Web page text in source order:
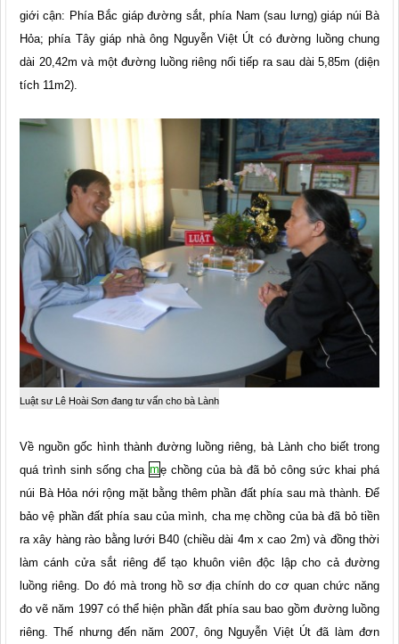
giới cận: Phía Bắc giáp đường sắt, phía Nam (sau lưng) giáp núi Bà
Hỏa; phía Tây giáp nhà ông Nguyễn Việt Út có đường luồng chung
dài 20,42m và một đường luồng riêng nối tiếp ra sau dài 5,85m (diện
tích 11m2).
Luật sư Lê Hoài Sơn đang tư vấn cho bà Lành
Về nguồn gốc hình thành đường luồng riêng, bà Lành cho biết trong
quá trình sinh sống cha mẹ chồng của bà đã bỏ công sức khai phá
núi Bà Hỏa nới rộng mặt bằng thêm phần đất phía sau mà thành. Để
bảo vệ phần đất phía sau của mình, cha mẹ chồng của bà đã bỏ tiền
ra xây hàng rào bằng lưới B40 (chiều dài 4m x cao 2m) và đồng thời
làm cánh cửa sắt riêng để tạo khuôn viên độc lập cho cả đường
luồng riêng. Do đó mà trong hồ sơ địa chính do cơ quan chức năng
đo vẽ năm 1997 có thể hiện phần đất phía sau bao gồm đường luồng
riêng. Thế nhưng đến năm 2007, ông Nguyễn Việt Út đã làm đơn